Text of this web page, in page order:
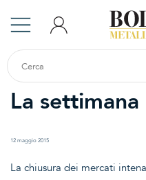
La settimana
12 maggio 2015
La chiusura dei mercati